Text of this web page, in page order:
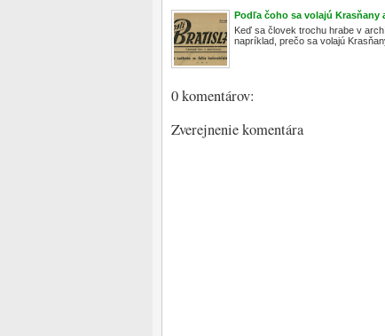
Podľa čoho sa volajú Krasňany
Keď sa človek trochu hrabe v
napríklad, prečo sa volajú
0 komentárov:
Zverejnenie komentára